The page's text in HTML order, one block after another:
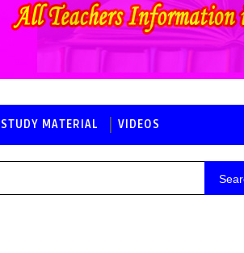
STUDY MATERIAL VIDEOS